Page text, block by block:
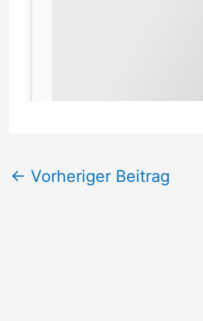
← Vorheriger Beitrag